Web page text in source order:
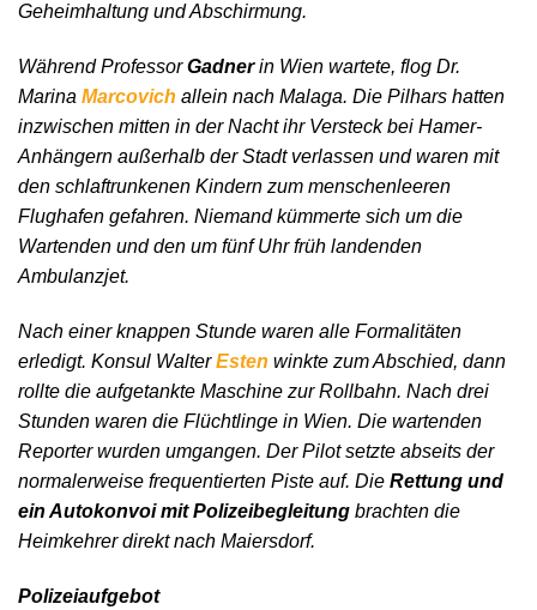
Geheimhaltung und Abschirmung.
Während ProfessorGadnerin Wien wartete, flog Dr.
Marina Marcovich allein nach Malaga. Die Pilhars hatten
inzwischen mitten in der Nacht ihr Versteck bei Hamer-
Anhängern außerhalb der Stadt verlassen und waren mit
den schlaftrunkenen Kindern zum menschenleeren
Flughafen gefahren. Niemand kümmerte sich um die
Wartenden und den um fünf Uhr früh landenden
Ambulanzjet.
Nach einer knappen Stunde waren alle Formalitäten
erledigt. Konsul WalterEsten winkte zum Abschied, dann
rollte die aufgetankte Maschine zur Rollbahn. Nach drei
Stunden waren die Flüchtlinge in Wien. Die wartenden
Reporter wurden umgangen. Der Pilot setzte abseits der
normalerweise frequentierten Piste auf. Die Rettung und
ein Autokonvoi mit Polizeibegleitung brachten die
Heimkehrer direkt nach Maiersdorf.
Polizeiaufgebot